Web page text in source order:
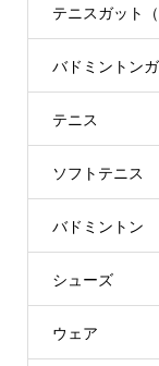
テニスガット
バドミントン
テニス
ソフトテニス
バドミントン
シューズ
ウェア